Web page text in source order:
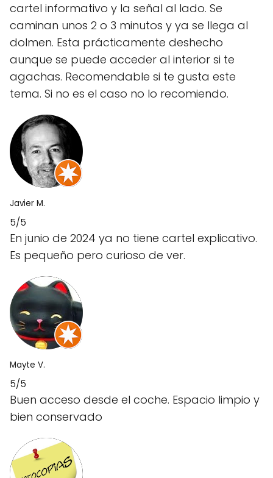
cartel informativo y la señal al lado. Se
caminan unos 2 o 3 minutos y ya se llega al
dolmen. Esta prácticamente deshecho
aunque se puede acceder al interior si te
agachas. Recomendable si te gusta este
tema. Si no es el caso no lo recomiendo.
Javier M.
5/5
En junio de 2024 ya no tiene cartel explicativo.
Es pequeño pero curioso de ver.
Mayte V.
5/5
Buen acceso desde el coche. Espacio limpio y
bien conservado